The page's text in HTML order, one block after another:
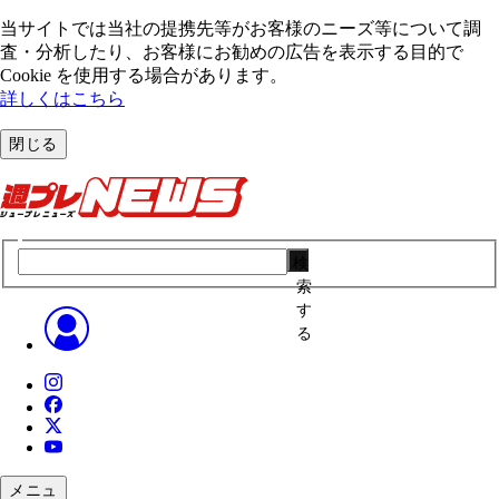
当サイトでは当社の提携先等がお客様のニーズ等について調
査・分析したり、お客様にお勧めの広告を表⽰する⽬的で
Cookie を使⽤する場合があります。
詳しくはこちら
閉じる
索
す
る
メニュ